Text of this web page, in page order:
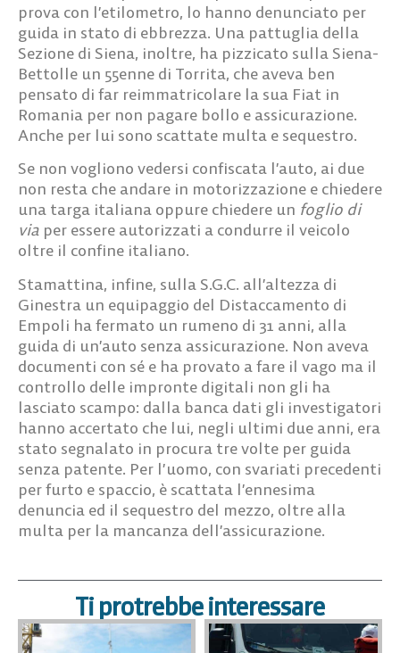
prova con l’etilometro, lo hanno denunciato per
guida in stato di ebbrezza. Una pattuglia della
Sezione di Siena, inoltre, ha pizzicato sulla Siena-
Bettolle un 55enne di Torrita, che aveva ben
pensato di far reimmatricolare la sua Fiat in
Romania per non pagare bollo e assicurazione.
Anche per lui sono scattate multa e sequestro.
Se non vogliono vedersi confiscata l’auto, ai due
non resta che andare in motorizzazione e chiedere
una targa italiana oppure chiedere un foglio di
via per essere autorizzati a condurre il veicolo
oltre il confine italiano.
Stamattina, infine, sulla S.G.C. all’altezza di
Ginestra un equipaggio del Distaccamento di
Empoli ha fermato un rumeno di 31 anni, alla
guida di un’auto senza assicurazione. Non aveva
documenti con sé e ha provato a fare il vago ma il
controllo delle impronte digitali non gli ha
lasciato scampo: dalla banca dati gli investigatori
hanno accertato che lui, negli ultimi due anni, era
stato segnalato in procura tre volte per guida
senza patente. Per l’uomo, con svariati precedenti
per furto e spaccio, è scattata l’ennesima
denuncia ed il sequestro del mezzo, oltre alla
multa per la mancanza dell’assicurazione.
Ti protrebbe interessare